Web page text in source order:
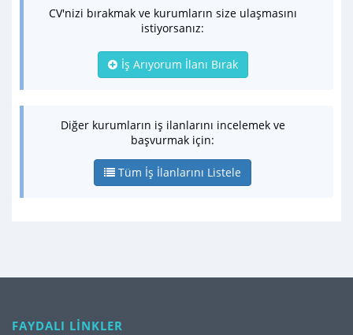
CV'nizi bırakmak ve kurumların size ulaşmasını
istiyorsanız:
İş Arıyorum İlanı Bırak
Diğer kurumların iş ilanlarını incelemek ve
başvurmak için:
Tüm İş İlanlarını Listele
FAYDALI LİNKLER